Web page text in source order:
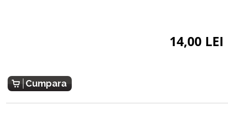
14,00 LEI
Cumpara